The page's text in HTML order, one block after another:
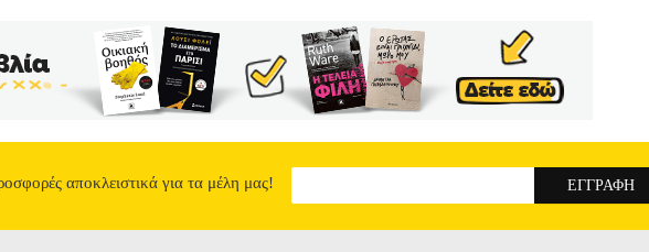
κόσμου;» Το βιβλίο Η δύναμη της ζωής είναι μέρος του μεγάλου οδηγού LifePower.
σημαντικών αρχών της ζωής και βασίζεται σε πολλά χρόνια μελέτης και εφαρμογής.
στόχος της ζωής είναι να βοηθάμε άλλους και να δημιουργήσουμε έναν καλύτερο κόσμο.
σε αυτό το συναρπαστικό ταξίδι αυτοεκπλήρωσης.Η ΔΥΝΑΜΗ ΤΗΣ ΖΩΗΣ
13.77
αποκλειστικά για τα μέλη μας!